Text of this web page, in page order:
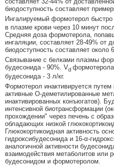
биодоступность составляет
Ингалируемый формотерол быстро
в плазме крови через 10 минут
Средняя доза формотерола,
ингаляции, составляет 28-49% от
биодоступность составляет около
Связывание с белками плазмы
будесонида - 90%. Vd формотерола
будесонида - 3 л/кг.
Формотерол инактивируется
активные O-деметилированные
инактивированных конъюгатов).
интенсивной биотрансформации
прохождении" через печень с
обладающих низкой
Глюкокортикоидная активность
гидроксибудесонида и 16-α-
аналогичной активности
взаимодействия метаболитов или
будесонидом и формотеролом.